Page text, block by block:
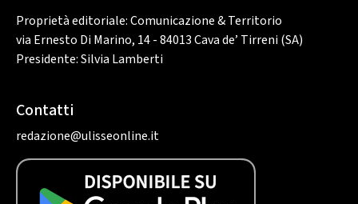
Proprietà editoriale: Comunicazione & Territorio
via Ernesto Di Marino, 14 - 84013 Cava de’ Tirreni (SA)
Presidente: Silvia Lamberti
Contatti
redazione@ulisseonline.it